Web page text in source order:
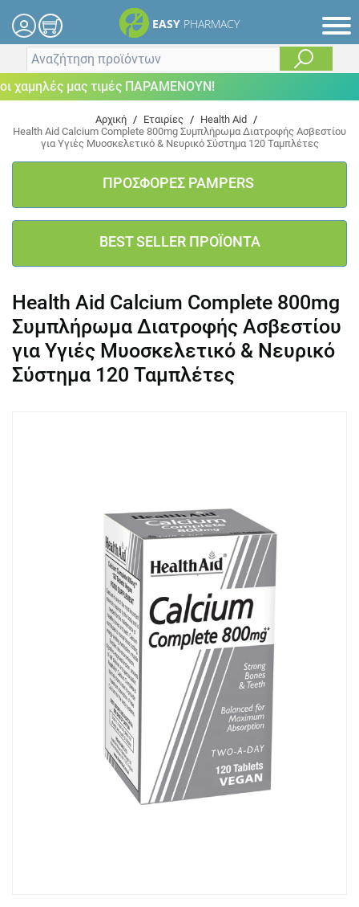
EASY PHARMACY
μας τιμές ΠΑΡΑΜΕΝΟΥΝ!
Αρχική / Εταιρίες / Health Aid /
Health Aid Calcium Complete 800mg Συμπλήρωμα Διατροφής Ασβεστίου
για Υγιές Μυοσκελετικό & Νευρικό Σύστημα 120 Ταμπλέτες
ΠΡΟΣΦΟΡΕΣ PAMPERS
BEST SELLER ΠΡΟΪΟΝΤΑ
Health Aid Calcium Complete 800mg
Συμπλήρωμα Διατροφής Ασβεστίου
για Υγιές Μυοσκελετικό & Νευρικό
Σύστημα 120 Ταμπλέτες